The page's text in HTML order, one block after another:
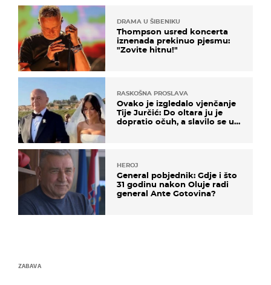
DRAMA U ŠIBENIKU
Thompson usred koncerta
iznenada prekinuo pjesmu:
"Zovite hitnu!"
RASKOŠNA PROSLAVA
Ovako je izgledalo vjenčanje
Tije Jurčić: Do oltara ju je
dopratio očuh, a slavilo se uz
HEROJ
General pobjednik: Gdje i što
31 godinu nakon Oluje radi
general Ante Gotovina?
ZABAVA